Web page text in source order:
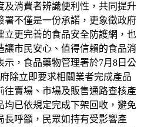
及消費者辨識便利性，共同提升
署不僅是一份承諾，更象徵政府
立更完善的食品安全防護網，也
市民安心、值得信賴的食品消
示，食品藥物管理署於7月8日公
除立即要求相關業者完成產品
往賣場、市場及販售通路查核產
均已依規定完成下架回收，避免
長呼籲，民眾如持有受影響產